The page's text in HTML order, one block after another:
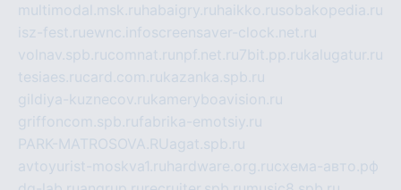
multimodal.msk.ru habaigry.ru haikko.rusobakopedia.ru
isz-fest.ruewnc.infoscreensaver-clock.net.ru
volnav.spb.rucomnat.ru npf.net.ru7bit.pp.rukalugatur.ru
tesiaes.rucard.com.rukazanka.spb.ru
gildiya-kuznecov.rukameryboavision.ru
griffoncom.spb.rufabrika-emotsiy.ru
PARK-MATROSOVA.RUagat.spb.ru
avtoyurist-moskva1.ru hardware.org.ruсхема-авто.рф